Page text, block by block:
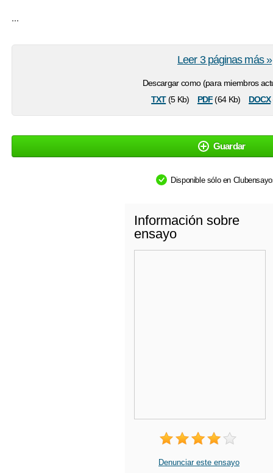
...
Descargar como (para miembros
txt(5 Kb) pdf(64 Kb) docx
Leer 3 páginas más »
Guardar
Disponible sólo en
Información sobre
ensayo
Denunciar este ensayo